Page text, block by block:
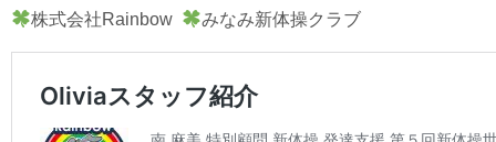
株式会社Rainbow みなみ新体操クラブ